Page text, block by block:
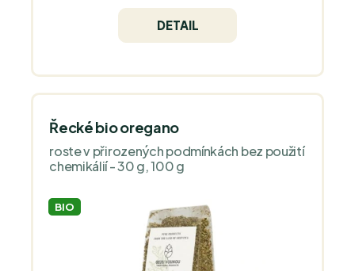
výškách v Tureckých horách.
DETAIL
Řecké bio oregano
roste v přirozených podmínkách bez použití
chemikálií - 30 g, 100 g
BIO